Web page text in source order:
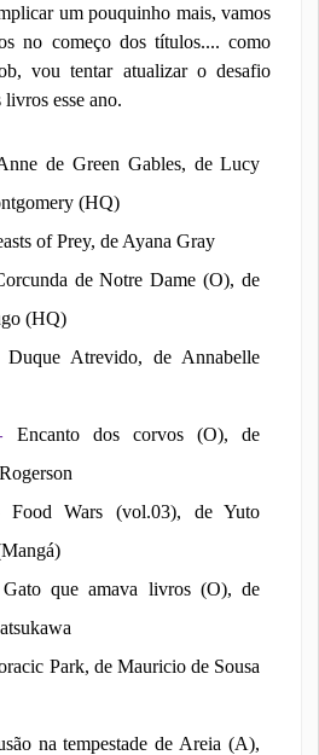
um pouquinho mais, vamos
no começo dos títulos.... como
vou tentar atualizar o desafio
esse ano.
de Green Gables, de Lucy
(HQ)
of Prey, de Ayana Gray
de Notre Dame (O), de
(HQ)
Duque Atrevido, de Annabelle
Encanto dos corvos (O), de
Food Wars (vol.03), de Yuto
Gato que amava livros (O), de
Park, de Mauricio de Sousa
na tempestade de Areia (A),